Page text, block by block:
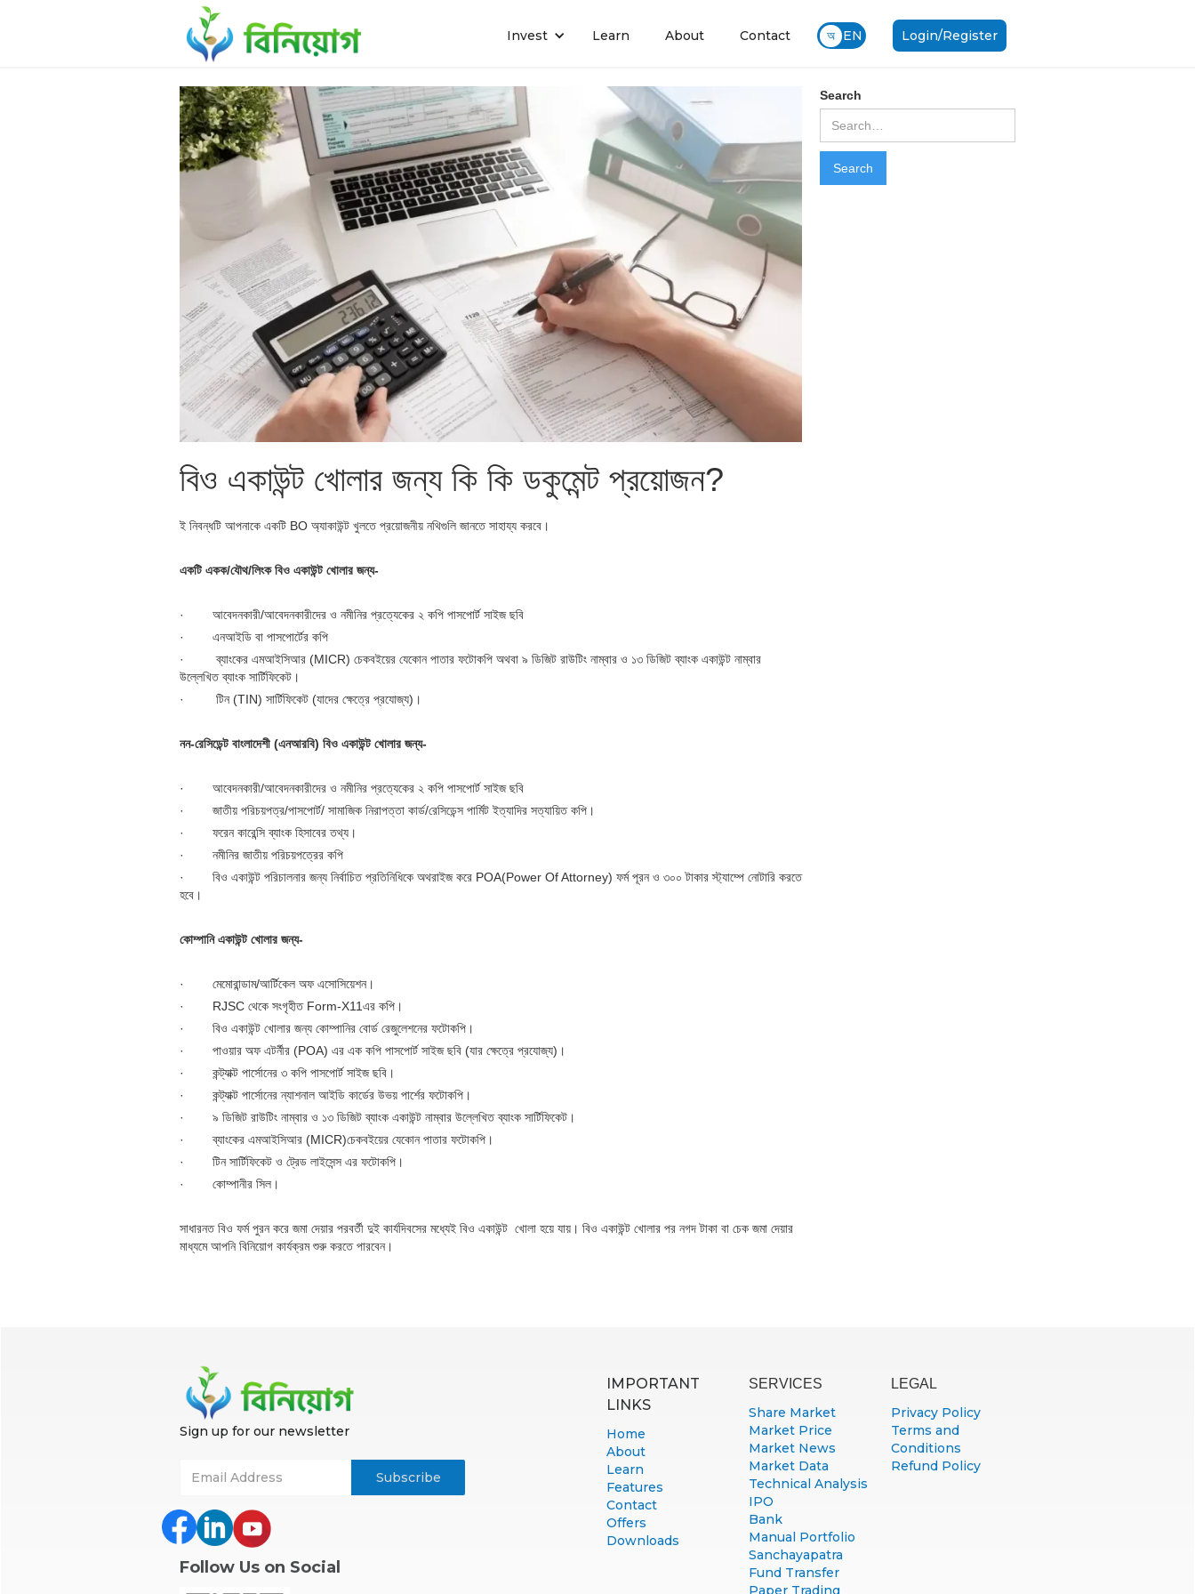
Invest Learn About Contact অ EN Login/Register
বিও একাউন্ট খোলার জন্য কি কি ডকুমেন্ট প্রয়োজন?
ই নিবন্ধটি আপনাকে একটি BO অ্যাকাউন্ট খুলতে প্রয়োজনীয় নথিগুলি জানতে সাহায্য করবে।
একটি একক/যৌথ/লিংক বিও একাউন্ট খোলার জন্য-
· আবেদনকারী/আবেদনকারীদের ও নমীনির প্রত্যেকের ২ কপি পাসপোর্ট সাইজ ছবি
· এনআইডি বা পাসপোর্টের কপি
· ব্যাংকের এমআইসিআর (MICR) চেকবইয়ের যেকোন পাতার ফটোকপি অথবা ৯ ডিজিট রাউটিং নাম্বার ও ১৩ ডিজিট ব্যাংক একাউন্ট নাম্বার
উল্লেখিত ব্যাংক সার্টিফিকেট।
· টিন (TIN) সার্টিফিকেট (যাদের ক্ষেত্রে প্রযোজ্য)।
নন-রেসিডেন্ট বাংলাদেশী (এনআরবি) বিও একাউন্ট খোলার জন্য-
· আবেদনকারী/আবেদনকারীদের ও নমীনির প্রত্যেকের ২ কপি পাসপোর্ট সাইজ ছবি
· জাতীয় পরিচয়পত্র/পাসপোর্ট/ সামাজিক নিরাপত্তা কার্ড/রেসিডেন্স পার্মিট ইত্যাদির সত্যায়িত কপি।
· ফরেন কারেন্সি ব্যাংক হিসাবের তথ্য।
· নমীনির জাতীয় পরিচয়পত্রের কপি
· বিও একাউন্ট পরিচালনার জন্য নির্বাচিত প্রতিনিধিকে অথরাইজ করে POA(Power Of Attorney) ফর্ম পূরন ও ৩০০ টাকার স্ট্যাম্পে নোটারি করতে
হবে।
কোম্পানি একাউন্ট খোলার জন্য-
· মেমোরান্ডাম/আর্টিকেল অফ এসোসিয়েশন।
· RJSC থেকে সংগৃহীত Form-X11এর কপি।
· বিও একাউন্ট খোলার জন্য কোম্পানির বোর্ড রেজুলেশনের ফটোকপি।
· পাওয়ার অফ এটর্নীর (POA) এর এক কপি পাসপোর্ট সাইজ ছবি (যার ক্ষেত্রে প্রযোজ্য)।
· কন্ট্যাক্ট পার্সোনের ৩ কপি পাসপোর্ট সাইজ ছবি।
· কন্ট্যাক্ট পার্সোনের ন্যাশনাল আইডি কার্ডের উভয় পার্শের ফটোকপি।
· ৯ ডিজিট রাউটিং নাম্বার ও ১৩ ডিজিট ব্যাংক একাউন্ট নাম্বার উল্লেখিত ব্যাংক সার্টিফিকেট।
· ব্যাংকের এমআইসিআর (MICR)চেকবইয়ের যেকোন পাতার ফটোকপি।
· টিন সার্টিফিকেট ও ট্রেড লাইসেন্স এর ফটোকপি।
· কোম্পানীর সিল।
সাধারনত বিও ফর্ম পুরন করে জমা দেয়ার পরবর্তী দুই কার্যদিবসের মধ্যেই বিও একাউন্ট খোলা হয়ে যায়। বিও একাউন্ট খোলার পর নগদ টাকা বা চেক জমা দেয়ার
মাধ্যমে আপনি বিনিয়োগ কার্যক্রম শুরু করতে পারবেন।
Search
Sign up for our newsletter
Follow Us on Social
IMPORTANT
LINKS
Home
About
Learn
Features
Contact
Offers
Downloads
SERVICES
Share Market
Market Price
Market News
Market Data
Technical Analysis
IPO
Bank
Manual Portfolio
Sanchayapatra
Fund Transfer
Paper Trading
LEGAL
Privacy Policy
Terms and
Conditions
Refund Policy